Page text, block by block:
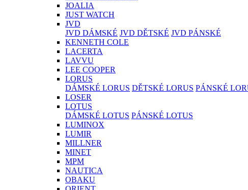
JOALIA
JUST WATCH
JVD
JVD DÁMSKÉ JVD DĚTSKÉ JVD PÁNSKÉ
KENNETH COLE
LACERTA
LAVVU
LEE COOPER
LORUS
DÁMSKÉ LORUS DĚTSKÉ LORUS PÁNSKÉ
LOSER
LOTUS
DÁMSKÉ LOTUS PÁNSKÉ LOTUS
LUMINOX
LUMIR
MILLNER
MINET
MPM
NAUTICA
OBAKU